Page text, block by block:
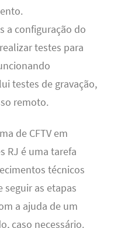
a configuração do
testes para
testes de gravação,
remoto.
de CFTV em
RJ é uma tarefa
técnicos
seguir as etapas
a ajuda de um
caso necessário.